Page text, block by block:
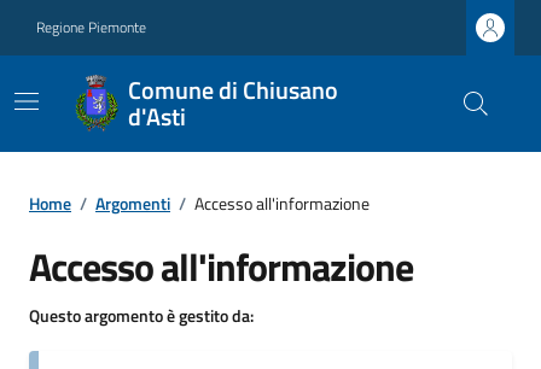
Regione Piemonte
Comune di Chiusano
d'Asti
Home / Argomenti / Accesso all'informazione
Accesso all'informazione
Questo argomento è gestito da: